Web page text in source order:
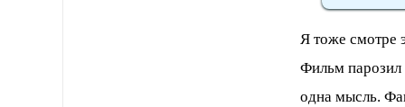
Я тоже смотре
Фильм парозил
одна мысль.